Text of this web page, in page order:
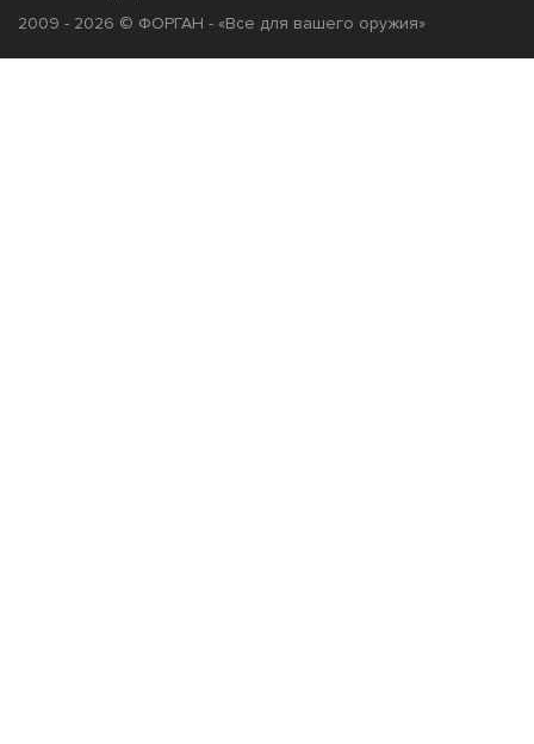
2009 - 2026 © ФОРГАН - «Все для вашего оружия»